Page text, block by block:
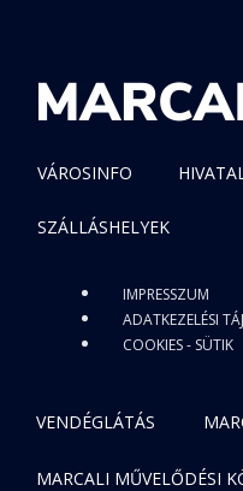
VÁROSINFO
SZÁLLÁSHELYEK
IMPRESSZUM
ADATKEZELÉSI
COOKIES - SÜTIK
VENDÉGLÁTÁS
MARCALI MŰVELŐDÉSI